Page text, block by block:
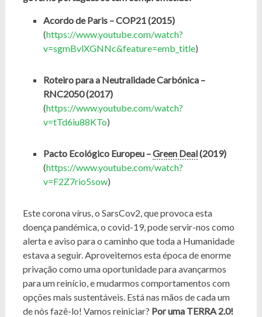
Acordo de Paris – COP21 (2015)
(https://www.youtube.com/watch?
v=sgmBvlXGNNc&feature=emb_title)
Roteiro para a Neutralidade Carbónica –
RNC2050 (2017)
(https://www.youtube.com/watch?
v=tTd6iu88KTo)
Pacto Ecológico Europeu –Green Deal(2019)
(https://www.youtube.com/watch?
v=F2Z7rio5sow)
Este corona vírus, o SarsCov2, que provoca esta
doença pandémica, o covid-19, pode servir-nos como
alerta e aviso para o caminho que toda a Humanidade
estava a seguir. Aproveitemos esta época de enorme
privação como uma oportunidade para avançarmos
para um reinício, e mudarmos comportamentos com
opções mais sustentáveis. Está nas mãos de cada um
de nós fazê-lo! Vamos reiniciar? Por uma TERRA 2.0!